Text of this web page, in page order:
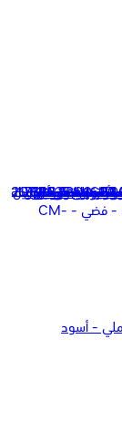
مولينكس دبل فورس محضر طعام - 1000 وات 27 وظيفة - موديل
هاند بلندر بقوة 1000 وات - وعاء 700 ملي - أسود